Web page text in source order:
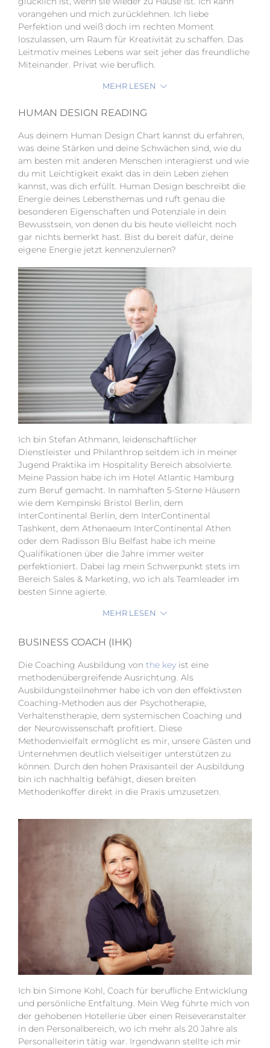
vorangehen und mich zurücklehnen. Ich liebe
Perfektion und weiß doch im rechten Moment
loszulassen, um Raum für Kreativität zu schaffen. Das
Leitmotiv meines Lebens war seit jeher das freundliche
Miteinander. Privat wie beruflich.
MEHR LESEN
HUMAN DESIGN READING
Aus deinem Human Design Chart kannst du erfahren,
was deine Stärken und deine Schwächen sind, wie du
am besten mit anderen Menschen interagierst und wie
du mit Leichtigkeit exakt das in dein Leben ziehen
kannst, was dich erfüllt. Human Design beschreibt die
Energie deines Lebensthemas und ruft genau die
besonderen Eigenschaften und Potenziale in dein
Bewusstsein, von denen du bis heute vielleicht noch
gar nichts bemerkt hast. Bist du bereit dafür, deine
eigene Energie jetzt kennenzulernen?
Ich bin Stefan Athmann, leidenschaftlicher
Dienstleister und Philanthrop seitdem ich in meiner
Jugend Praktika im Hospitality Bereich absolvierte.
Meine Passion habe ich im Hotel Atlantic Hamburg
zum Beruf gemacht. In namhaften 5-Sterne Häusern
wie dem Kempinski Bristol Berlin, dem
InterContinental Berlin, dem InterContinental
Tashkent, dem Athenaeum InterContinental Athen
oder dem Radisson Blu Belfast habe ich meine
Qualifikationen über die Jahre immer weiter
perfektioniert. Dabei lag mein Schwerpunkt stets im
Bereich Sales & Marketing, wo ich als Teamleader im
besten Sinne agierte.
MEHR LESEN
BUSINESS COACH (IHK)
Die Coaching Ausbildung von the key ist eine
methodenübergreifende Ausrichtung. Als
Ausbildungsteilnehmer habe ich von den effektivsten
Coaching-Methoden aus der Psychotherapie,
Verhaltenstherapie, dem systemischen Coaching und
der Neurowissenschaft profitiert. Diese
Methodenvielfalt ermöglicht es mir, unsere Gästen und
Unternehmen deutlich vielseitiger unterstützen zu
können. Durch den hohen Praxisanteil der Ausbildung
bin ich nachhaltig befähigt, diesen breiten
Methodenkoffer direkt in die Praxis umzusetzen.
Ich bin Simone Kohl, Coach für berufliche Entwicklung
und persönliche Entfaltung. Mein Weg führte mich von
der gehobenen Hotellerie über einen Reiseveranstalter
in den Personalbereich, wo ich mehr als 20 Jahre als
Personalleiterin tätig war. Irgendwann stellte ich mir